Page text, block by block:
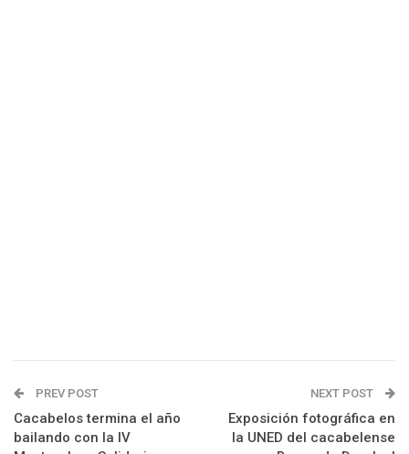
PREV POST
Cacabelos termina el año
bailando con la IV
NEXT POST
Exposición fotográfica en
la UNED del cacabelense